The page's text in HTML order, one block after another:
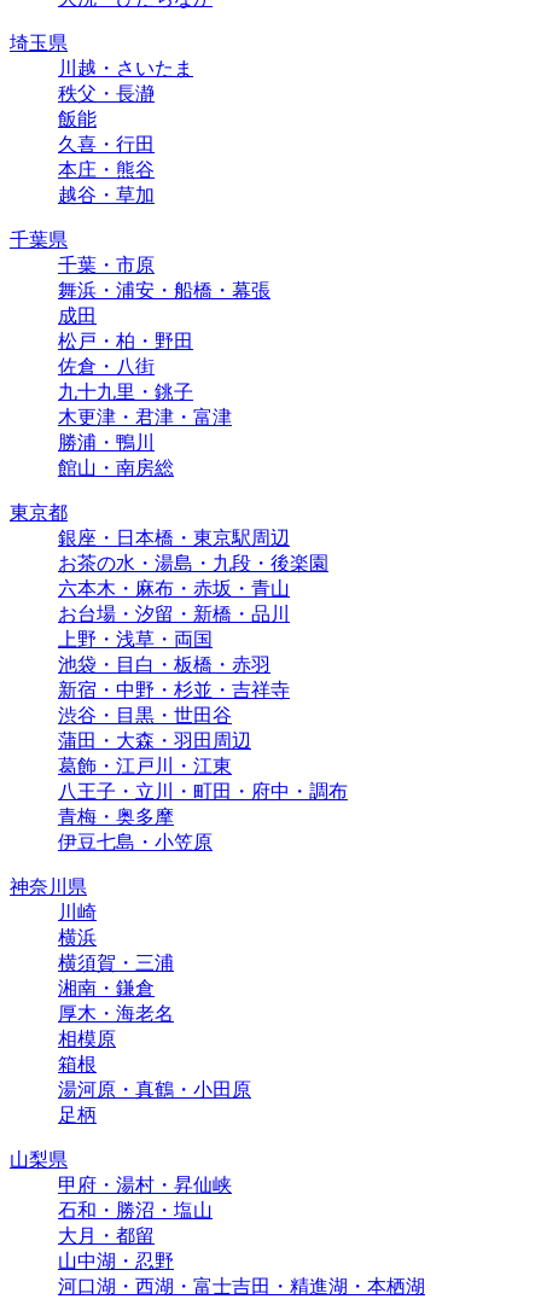
埼玉県
川越・さいたま
秩父・長瀞
飯能
久喜・行田
本庄・熊谷
越谷・草加
千葉県
千葉・市原
舞浜・浦安・船橋・幕張
成田
松戸・柏・野田
佐倉・八街
九十九里・銚子
木更津・君津・富津
勝浦・鴨川
館山・南房総
東京都
銀座・日本橋・東京駅周辺
お茶の水・湯島・九段・後楽園
六本木・麻布・赤坂・青山
お台場・汐留・新橋・品川
上野・浅草・両国
池袋・目白・板橋・赤羽
新宿・中野・杉並・吉祥寺
渋谷・目黒・世田谷
蒲田・大森・羽田周辺
葛飾・江戸川・江東
八王子・立川・町田・府中・調布
青梅・奥多摩
伊豆七島・小笠原
神奈川県
川崎
横浜
横須賀・三浦
湘南・鎌倉
厚木・海老名
相模原
箱根
湯河原・真鶴・小田原
足柄
山梨県
甲府・湯村・昇仙峡
石和・勝沼・塩山
大月・都留
山中湖・忍野
河口湖・西湖・富士吉田・精進湖・本栖湖